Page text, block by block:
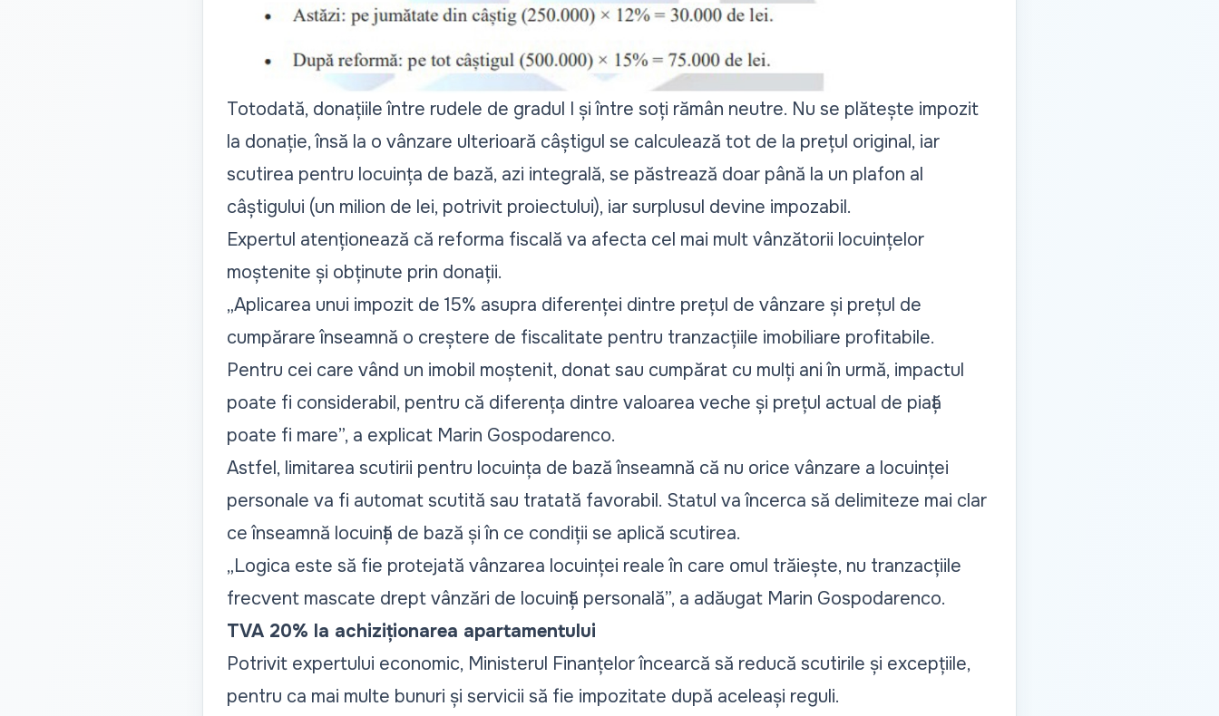
Totodată, donațiile între rudele de gradul I și între soți rămân neutre. Nu se plătește impozit
la donație, însă la o vânzare ulterioară câștigul se calculează tot de la prețul original, iar
scutirea pentru locuința de bază, azi integrală, se păstrează doar până la un plafon al
câștigului (un milion de lei, potrivit proiectului), iar surplusul devine impozabil.
Expertul atenționează că reforma fiscală va afecta cel mai mult vânzătorii locuințelor
moștenite și obținute prin donații.
„Aplicarea unui impozit de 15% asupra diferenței dintre prețul de vânzare și prețul de
cumpărare înseamnă o creștere de fiscalitate pentru tranzacțiile imobiliare profitabile.
Pentru cei care vând un imobil moștenit, donat sau cumpărat cu mulți ani în urmă, impactul
poate fi considerabil, pentru că diferența dintre valoarea veche și prețul actual de piață
poate fi mare”, a explicat Marin Gospodarenco.
Astfel, limitarea scutirii pentru locuința de bază înseamnă că nu orice vânzare a locuinței
personale va fi automat scutită sau tratată favorabil. Statul va încerca să delimiteze mai clar
ce înseamnă locuință de bază și în ce condiții se aplică scutirea.
„Logica este să fie protejată vânzarea locuinței reale în care omul trăiește, nu tranzacțiile
frecvent mascate drept vânzări de locuință personală”, a adăugat Marin Gospodarenco.
TVA 20% la achiziționarea apartamentului
Potrivit expertului economic, Ministerul Finanțelor încearcă să reducă scutirile și excepțiile,
pentru ca mai multe bunuri și servicii să fie impozitate după aceleași reguli.